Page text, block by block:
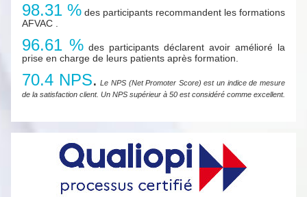
98.31 % des participants recommandent les formations
AFVAC .
96.61 % des participants déclarent avoir amélioré la
prise en charge de leurs patients après formation.
70.4 NPS. Le NPS (Net Promoter Score) est un indice de mesure
de la satisfaction client. Un NPS supérieur à 50 est considéré comme excellent.